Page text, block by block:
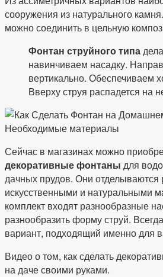
сооружения из натурального
можно соединить в цельную
Фонтан струйного типа
навинчиваем насадку.
вертикально. Обеспечиваем
Вверху струя распадется на
Сейчас в магазинах можно
декоративные фонтаны для
дачных прудов. Они отделываются
искусственными и натуральными
комплект входят разнообразные
разнообразить форму струй.
вариант, подходящий именно для
Видео о том, как сделать
на даче своими руками.